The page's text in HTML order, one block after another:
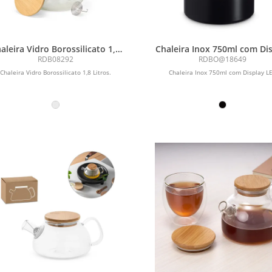
Vidro Borossilicato 1,8
Litros
RDB08292
Chaleira Vidro Borossilicato 1,8 Litros.
Chaleira Inox 750ml com
LED
RDBO@18649
Chaleira Inox 750ml com Display